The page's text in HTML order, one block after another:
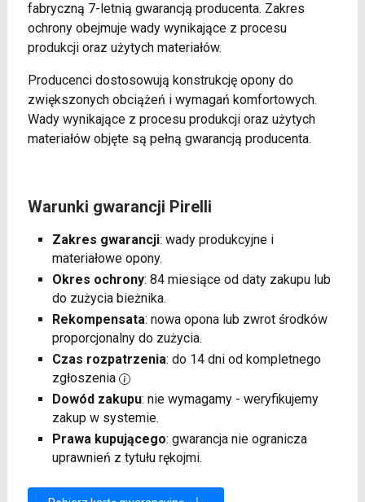
fabryczną 7-letnią gwarancją producenta. Zakres
ochrony obejmuje wady wynikające z procesu
produkcji oraz użytych materiałów.
Producenci dostosowują konstrukcję opony do
zwiększonych obciążeń i wymagań komfortowych.
Wady wynikające z procesu produkcji oraz użytych
materiałów objęte są pełną gwarancją producenta.
Warunki gwarancji Pirelli
Zakres gwarancji: wady produkcyjne i
materiałowe opony.
Okres ochrony: 84 miesiące od daty zakupu lub
do zużycia bieżnika.
Rekompensata: nowa opona lub zwrot środków
proporcjonalny do zużycia.
Czas rozpatrzenia: do 14 dni od kompletnego
zgłoszenia
Dowód zakupu: nie wymagamy - weryfikujemy
zakup w systemie.
Prawa kupującego: gwarancja nie ogranicza
uprawnień z tytułu rękojmi.